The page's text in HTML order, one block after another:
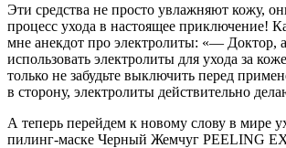
Эти средства не просто увлажняют кожу,
процесс ухода в настоящее приключение!
мне анекдот про электролиты: «— Доктор,
использовать электролиты для ухода за
только не забудьте выключить перед
в сторону, электролиты действительно
А теперь перейдем к новому слову в мире
пилинг-маске Черный Жемчуг PEELING